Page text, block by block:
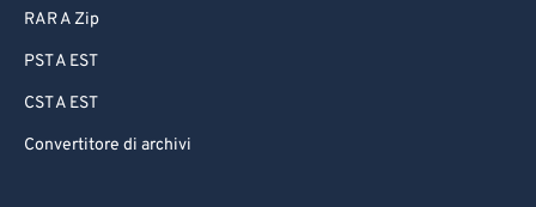
RAR A Zip
PST A EST
CST A EST
Convertitore di archivi